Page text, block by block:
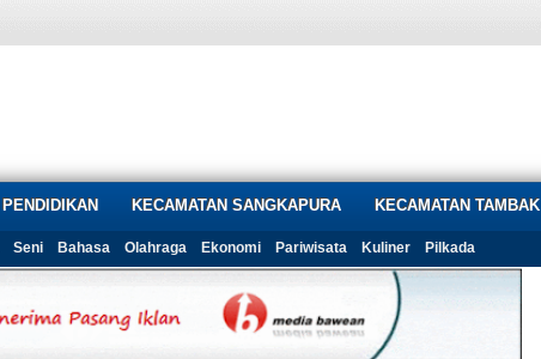
PENDIDIKAN KECAMATAN SANGKAPURA KECAMATAN TAMBAK
Seni Bahasa Olahraga Ekonomi Pariwisata Kuliner Pilkada